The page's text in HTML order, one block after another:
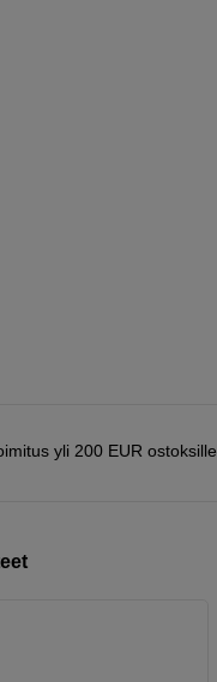
yli 200 EUR ostoksille